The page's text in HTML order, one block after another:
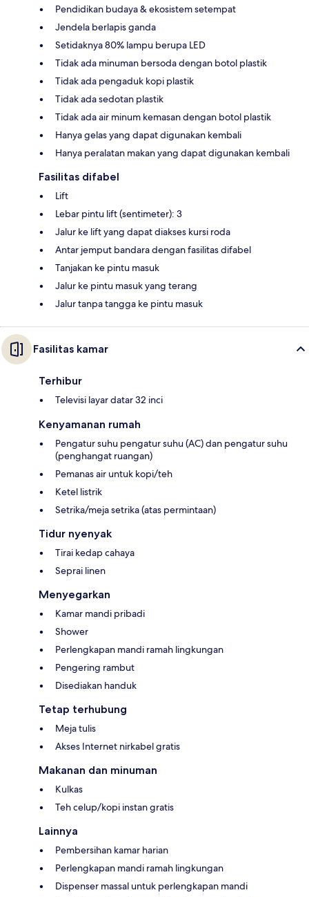
Pendidikan budaya & ekosistem setempat
Jendela berlapis ganda
Setidaknya 80% lampu berupa LED
Tidak ada minuman bersoda dengan botol plastik
Tidak ada pengaduk kopi plastik
Tidak ada sedotan plastik
Tidak ada air minum kemasan dengan botol plastik
Hanya gelas yang dapat digunakan kembali
Hanya peralatan makan yang dapat digunakan kembali
Fasilitas difabel
Lift
Lebar pintu lift (sentimeter): 3
Jalur ke lift yang dapat diakses kursi roda
Antar jemput bandara dengan fasilitas difabel
Tanjakan ke pintu masuk
Jalur ke pintu masuk yang terang
Jalur tanpa tangga ke pintu masuk
Fasilitas kamar
Terhibur
Televisi layar datar 32 inci
Kenyamanan rumah
Pengatur suhu pengatur suhu (AC) dan pengatur suhu
(penghangat ruangan)
Pemanas air untuk kopi/teh
Ketel listrik
Setrika/meja setrika (atas permintaan)
Tidur nyenyak
Tirai kedap cahaya
Seprai linen
Menyegarkan
Kamar mandi pribadi
Shower
Perlengkapan mandi ramah lingkungan
Pengering rambut
Disediakan handuk
Tetap terhubung
Meja tulis
Akses Internet nirkabel gratis
Makanan dan minuman
Kulkas
Teh celup/kopi instan gratis
Lainnya
Pembersihan kamar harian
Perlengkapan mandi ramah lingkungan
Dispenser massal untuk perlengkapan mandi